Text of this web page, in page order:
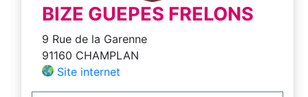
BIZE GUEPES FRELONS
9 Rue de la Garenne
91160 CHAMPLAN
Site internet